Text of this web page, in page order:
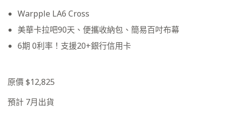
Warpple LA6 Cross
美華卡拉吧90天、便攜收納包、簡易百吋布幕
6期 0利率！支援20+銀行信用卡
原價 $12,825
預計 7月出貨